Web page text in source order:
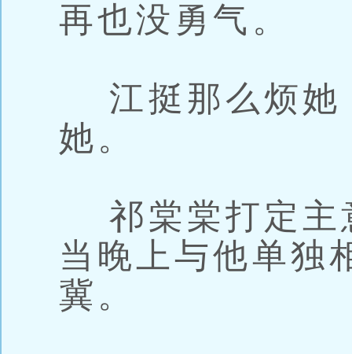
再也没勇气。
江挺那么烦她
她。
祁棠棠打定主
当晚上与他单独
冀。